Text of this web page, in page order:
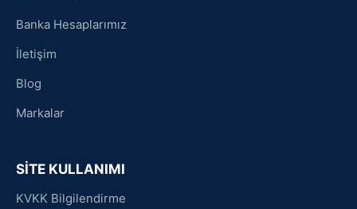
Banka Hesaplarımız
İletişim
Blog
Markalar
SİTE KULLANIMI
KVKK Bilgilendirme